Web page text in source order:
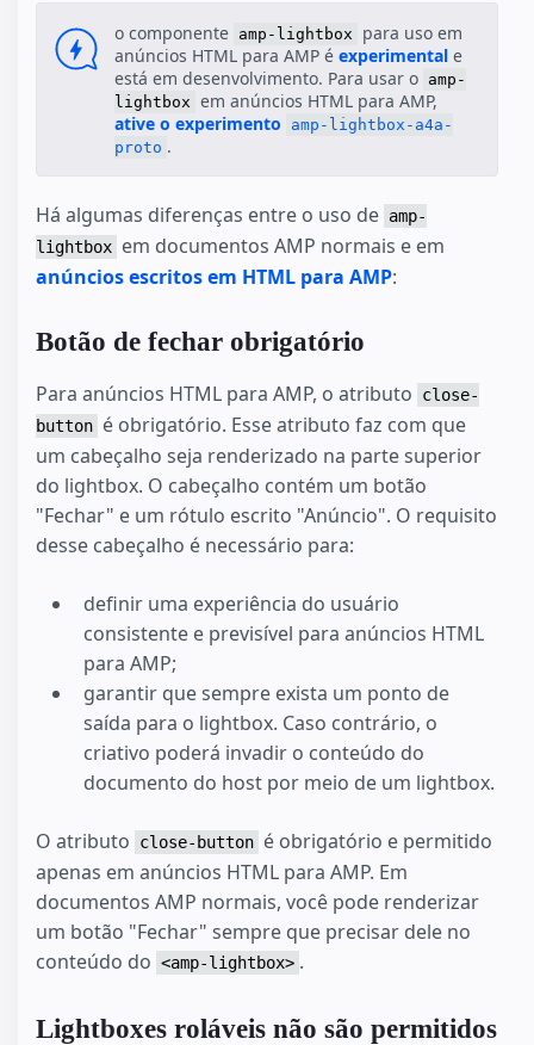
o componente amp-lightbox
para uso em
anúncios HTML para AMP é experimental e
está em desenvolvimento. Para usar o amp-
lightbox em anúncios HTML para AMP,
ative o experimento
amp-lightbox-a4a-
proto .
Há algumas diferenças entre o uso de amp-
lightbox em documentos AMP normais e em
anúncios escritos em HTML para AMP:
Botão de fechar obrigatório
Para anúncios HTML para AMP, o atributo
close-
button é obrigatório. Esse atributo faz com que
um cabeçalho seja renderizado na parte superior
do lightbox. O cabeçalho contém um botão
"Fechar" e um rótulo escrito "Anúncio". O requisito
desse cabeçalho é necessário para:
definir uma experiência do usuário
consistente e previsível para anúncios HTML
para AMP;
garantir que sempre exista um ponto de
saída para o lightbox. Caso contrário, o
criativo poderá invadir o conteúdo do
documento do host por meio de um lightbox.
O atributo close-button é obrigatório e permitido
apenas em anúncios HTML para AMP. Em
documentos AMP normais, você pode renderizar
um botão "Fechar" sempre que precisar dele no
conteúdo do <amp-lightbox> .
Lightboxes roláveis não são permitidos